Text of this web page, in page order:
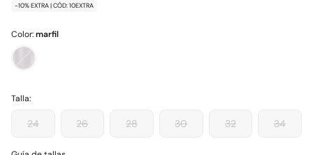
-10% EXTRA | CÓD: 10EXTRA
Color:marfil
Talla:
24 26 28 30 32 34